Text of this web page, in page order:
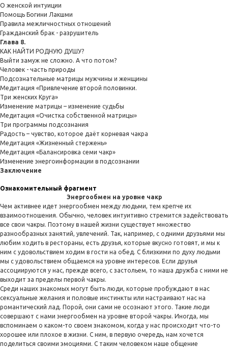
О женской интуиции
Помощь Богини Лакшми
Правила межличностных отношений
Гражданский брак - разрушитель
Глава 8.
КАК НАЙТИ РОДНУЮ ДУШУ?
Выйти замуж не сложно. А что потом?
Человек - часть природы
Подсознательные матрицы мужчины и женщины
Медитация «Привлечение второй половинки.
Три женских Круга»
Изменение матрицы – изменение судьбы
Медитация «Очистка собственной матрицы»
Три программы подсознания
Радость – чувство, которое даёт корневая чакра
Медитация «Жизненный стержень»
Медитация «Балансировка семи чакр»
Изменение энергоинформации в подсознании
Заключение
Ознакомительный фрагмент
Энергообмен на уровне чакр
Чем активнее идет энергообмен между людьми, тем крепче их
взаимоотношения. Обычно, человек интуитивно стремится задействовать
все свои чакры. Поэтому в нашей жизни существует множество
разнообразных занятий, увлечений. Так, например, с одними друзьями мы
любим ходить в рестораны, есть друзья, которые вкусно готовят, и мы к
ним с удовольствием ходим в гости на обед. С близкими по духу людьми
мы с удовольствием общаемся на уровне интересов. Если друзья
ассоциируются у нас, прежде всего, с застольем, то наша дружба с ними не
выходит за пределы первой чакры.
Среди наших знакомых могут быть люди, которые пробуждают в нас
сексуальные желания и половые инстинкты или настраивают нас на
романтический лад. Порой, они сами не осознают этого. Такие люди
совершают с нами энергообмен на уровне второй чакры. Иногда, мы
вспоминаем о каком-то своем знакомом, когда у нас происходит что-то
хорошее или плохое в жизни. С ним, в первую очередь, нам хочется
поделиться своими эмоциями. С таким человеком наше общение